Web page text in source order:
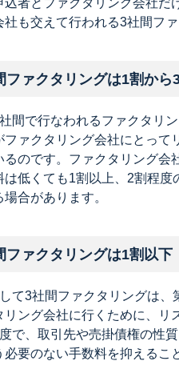
込者とファクタリング会社だ
社も交えて行われる3社間フ
ファクタリングは1割から
間で行なわれるファクタリ
ファクタリング会社にとっ
るのです。ファクタリング
は低くても1割以上、2割程
合があります。
ファクタリングは1割以下
て3社間ファクタリングは
リング会社に行くために、リ
で、取引先や売掛債権の性
必要のない手数料を抑えるこ